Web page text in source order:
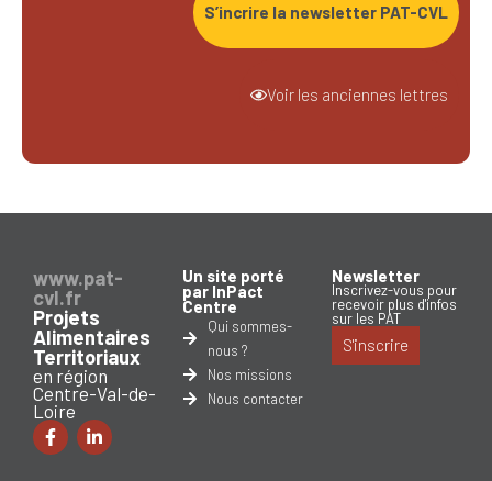
S’incrire la newsletter PAT-CVL
Voir les anciennes lettres
www.pat-
cvl.fr
Projets
Alimentaires
Territoriaux
en région
Centre-Val-de-
Loire
Un site porté
par InPact
Centre
Qui sommes-
nous ?
Nos missions
Nous contacter
Newsletter
Inscrivez-vous pour
recevoir plus d'infos
sur les PAT
S'inscrire